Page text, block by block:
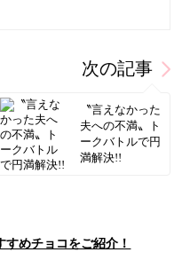
次の記事
〝言えなかった
夫への不満〟ト
ークバトルで円
満解決!!
すめチョコをご紹介！